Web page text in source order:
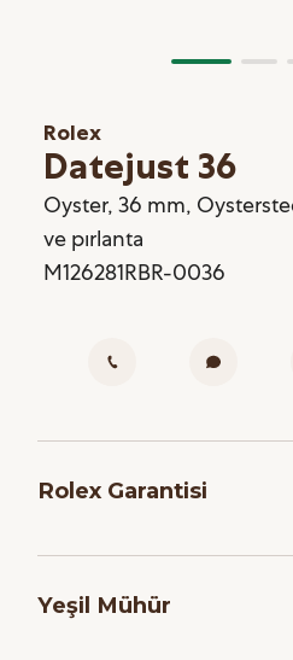
Rolex
Datejust 36
Oyster, 36 mm,
ve pırlanta
M126281RBR-0036
Rolex Garantisi
garanti etmek adına, her
Yeşil Mühür